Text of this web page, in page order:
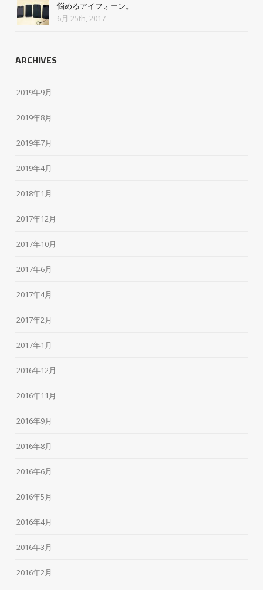
悩めるアイフォーン。
6月 25th, 2017
ARCHIVES
2019年9月
2019年8月
2019年7月
2019年4月
2018年1月
2017年12月
2017年10月
2017年6月
2017年4月
2017年2月
2017年1月
2016年12月
2016年11月
2016年9月
2016年8月
2016年6月
2016年5月
2016年4月
2016年3月
2016年2月